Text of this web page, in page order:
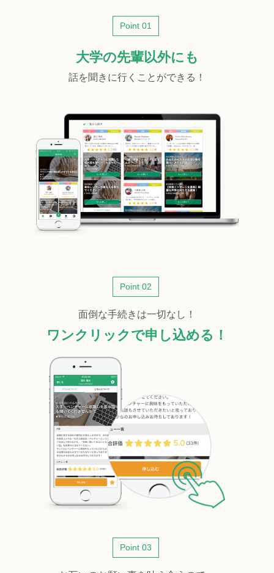
Point 01
大学の先輩以外にも
話を聞きに行くことができる！
Point 02
面倒な手続きは一切なし！
ワンクリックで申し込める！
Point 03